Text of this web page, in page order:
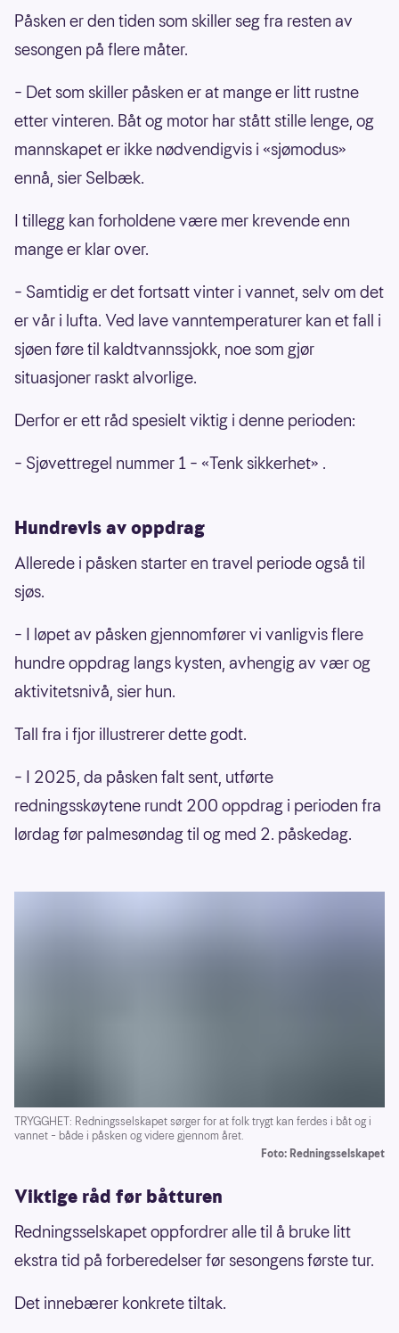
Påsken er den tiden som skiller seg fra resten av
sesongen på flere måter.
– Det som skiller påsken er at mange er litt rustne
etter vinteren. Båt og motor har stått stille lenge, og
mannskapet er ikke nødvendigvis i «sjømodus»
ennå, sier Selbæk.
I tillegg kan forholdene være mer krevende enn
mange er klar over.
– Samtidig er det fortsatt vinter i vannet, selv om det
er vår i lufta. Ved lave vanntemperaturer kan et fall i
sjøen føre til kaldtvannssjokk, noe som gjør
situasjoner raskt alvorlige.
Derfor er ett råd spesielt viktig i denne perioden:
– Sjøvettregel nummer 1 – «Tenk sikkerhet» .
Hundrevis av oppdrag
Allerede i påsken starter en travel periode også til
sjøs.
– I løpet av påsken gjennomfører vi vanligvis flere
hundre oppdrag langs kysten, avhengig av vær og
aktivitetsnivå, sier hun.
Tall fra i fjor illustrerer dette godt.
– I 2025, da påsken falt sent, utførte
redningsskøytene rundt 200 oppdrag i perioden fra
lørdag før palmesøndag til og med 2. påskedag.
TRYGGHET: Redningsselskapet sørger for at folk trygt kan ferdes i båt og i
vannet – både i påsken og videre gjennom året.
Foto: Redningsselskapet
Viktige råd før båtturen
Redningsselskapet oppfordrer alle til å bruke litt
ekstra tid på forberedelser før sesongens første tur.
Det innebærer konkrete tiltak.